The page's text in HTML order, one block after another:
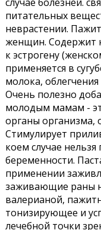
случае болезней.
питательных
неврастении.
женщин. Содержит
к эстрогену
применяется в
молока,
Очень полезно
молодым мамам -
органы организма,
Стимулирует
коем случае
беременности.
применении
заживающие раны
валерианой,
тонизирующее и
лечебной точки